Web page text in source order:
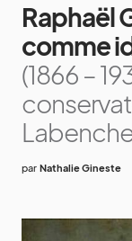
Raphaël
comme
(1866 –
par Nathalie Gineste